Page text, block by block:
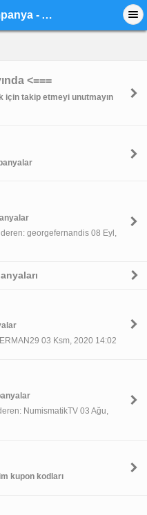
Her Gün Kampanya - Anasayfa
<===
için takip etmeyi unutmayın
georgefernandis 08 Eyl,
03 Ksm, 2020 14:02
NumismatikTV 03 Ağu,
kupon kodları